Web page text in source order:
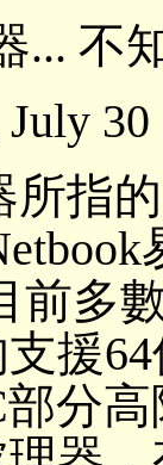
... 不
July
所指
前多
援
部分